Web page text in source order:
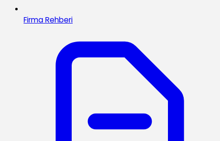
Firma Rehberi